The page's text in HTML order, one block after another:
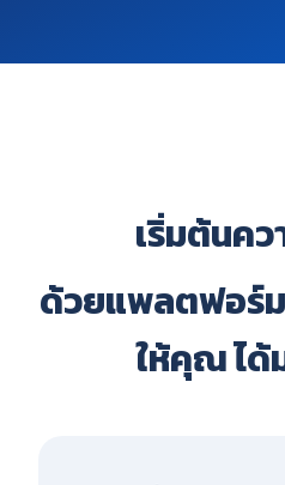
เริ่มต้นคว
ด้วยแพลตฟอร์ม
ให้คุณ ได้